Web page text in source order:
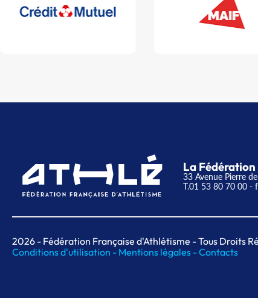
La
33 Avenue Pierre
T.01 53 80 70 00 -
2026 - Fédération Française d'Athlétisme - Tous Droits
Conditions d'utilisation - Mentions légales -Contacts